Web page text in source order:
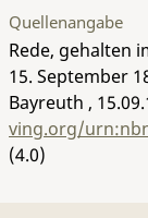
Quellenangabe
Rede, gehalten
15. September
Bayreuth ,
ving.org/
(4.0)